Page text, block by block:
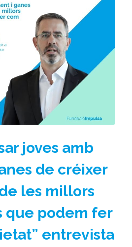
joves amb
de créixer
les millors
que podem fer
entrevista